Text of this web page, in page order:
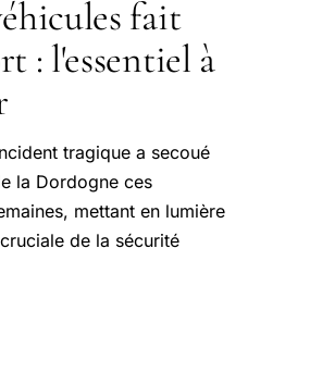
fait
: l'essentiel à
tragique a secoué
la Dordogne ces
mettant en lumière
de la sécurité